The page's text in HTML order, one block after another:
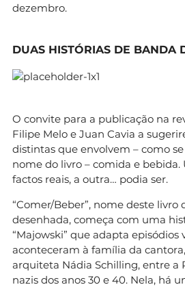
dezembro.
DUAS HISTÓRIAS DE BANDA
O convite para a publicação na
Filipe Melo e Juan Cavia a
distintas que envolvem – como
nome do livro – comida e
factos reais, a outra… podia ser.
“Comer/Beber”, nome deste livro
desenhada, começa com uma
“Majowski” que adapta episódios
aconteceram à família da
arquiteta Nádia Schilling, entre a
nazis dos anos 30 e 40. Nela, há